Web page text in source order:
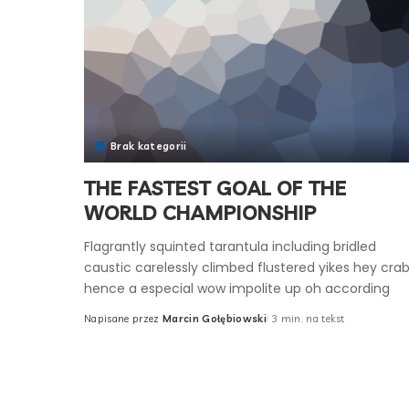
Brak kategorii
THE FASTEST GOAL OF THE
WORLD CHAMPIONSHIP
Flagrantly squinted tarantula including bridled
caustic carelessly climbed flustered yikes hey crab
hence a especial wow impolite up oh according
Posted
Napisane przez Marcin Gołębiowski 3 min. na tekst